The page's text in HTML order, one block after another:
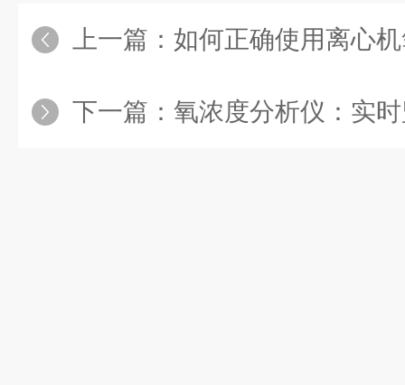
上一篇： 如何正确使用离心机氧
下一篇： 氧浓度分析仪：实时监测